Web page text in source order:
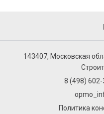
143407, Московская
8 (498)
Политика